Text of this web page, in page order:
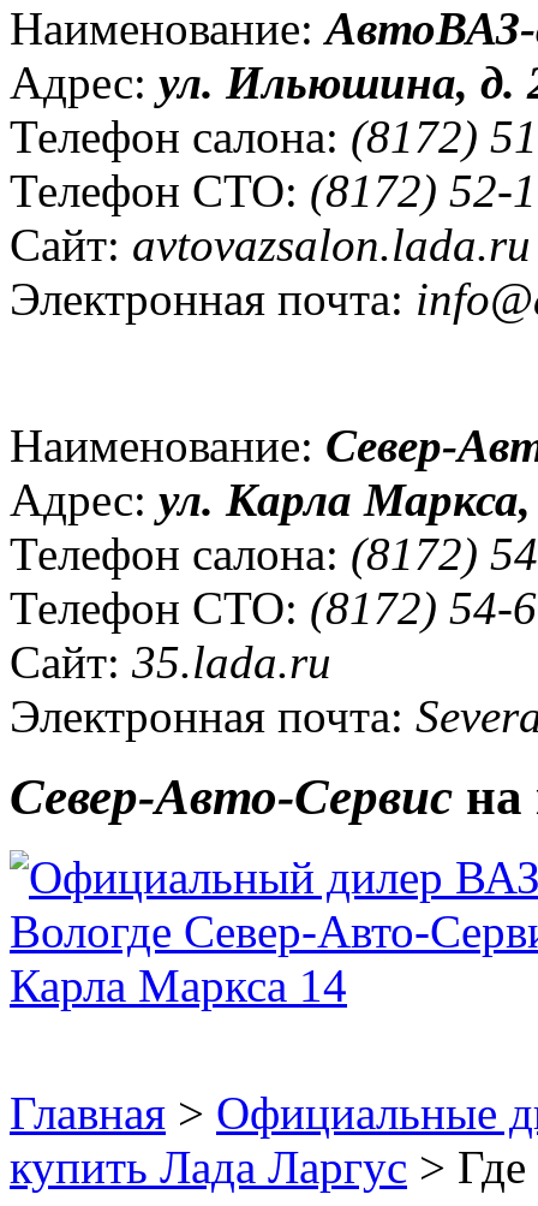
Наименование: АвтоВАЗ-
Адрес: ул. Ильюшина, д.
Телефон салона: (8172)
Телефон СТО: (8172) 52-
Сайт: avtovazsalon.lada.ru
Электронная почта:
Наименование: Север-
Адрес: ул. Карла
Телефон салона: (8172)
Телефон СТО: (8172) 54-
Сайт: 35.lada.ru
Электронная почта:
Север-Авто-Сервис на
Главная > Официальные
купить Лада Ларгус >